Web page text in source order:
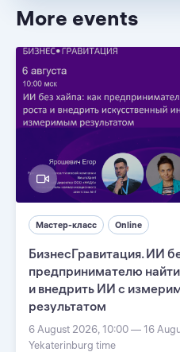
More events
Мастер-класс Online
БизнесГравитация. ИИ
предпринимателю найти
и внедрить ИИ с
результатом
6 August 2026, 10:00 — 16
Yekaterinburg time